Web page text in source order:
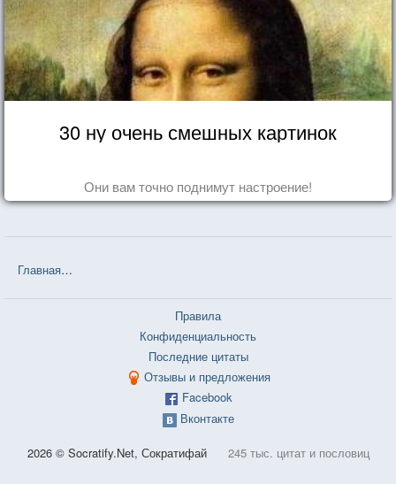
30 ну очень смешных картинок
Они вам точно поднимут настроение!
Главная
Правила
Конфиденциальность
Последние цитаты
Отзывы и предложения
Facebook
Вконтакте
2026 © Socratify.Net, Сократифай 245 тыс. цитат и пословиц